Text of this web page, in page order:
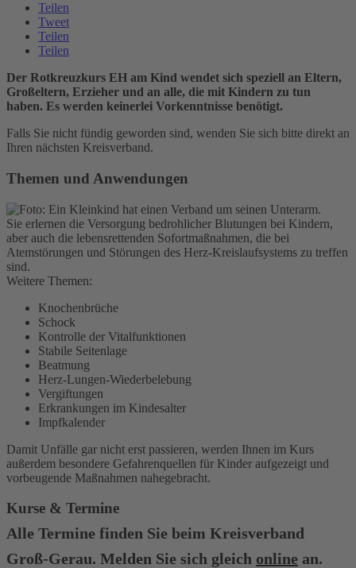
Teilen
Tweet
Teilen
Teilen
Der Rotkreuzkurs EH am Kind wendet sich speziell an Eltern,
Großeltern, Erzieher und an alle, die mit Kindern zu tun
haben. Es werden keinerlei Vorkenntnisse benötigt.
Falls Sie nicht fündig geworden sind, wenden Sie sich bitte direkt an
Ihren nächsten Kreisverband.
Themen und Anwendungen
Sie erlernen die Versorgung bedrohlicher Blutungen bei Kindern,
aber auch die lebensrettenden Sofortmaßnahmen, die bei
Atemstörungen und Störungen des Herz-Kreislaufsystems zu treffen
sind.
Weitere Themen:
Knochenbrüche
Schock
Kontrolle der Vitalfunktionen
Stabile Seitenlage
Beatmung
Herz-Lungen-Wiederbelebung
Vergiftungen
Erkrankungen im Kindesalter
Impfkalender
Damit Unfälle gar nicht erst passieren, werden Ihnen im Kurs
außerdem besondere Gefahrenquellen für Kinder aufgezeigt und
vorbeugende Maßnahmen nahegebracht.
Kurse & Termine
Alle Termine finden Sie beim Kreisverband
Groß-Gerau. Melden Sie sich gleich online an.